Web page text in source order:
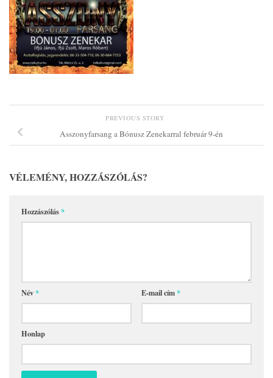
PREVIOUS STORY
Asszonyfarsang a Bónusz Zenekarral február 9-én
VÉLEMÉNY, HOZZÁSZÓLÁS?
Hozzászólás*
Név* E-mail cím*
Honlap